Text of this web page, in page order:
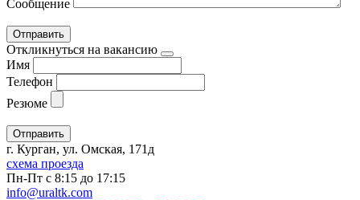
Сообщение
Откликнуться на вакансию
Имя
Телефон
Резюме
г. Курган, ул. Омская, 171д
схема проезда
Пн-Пт с 8:15 до 17:15
info@uraltk.com